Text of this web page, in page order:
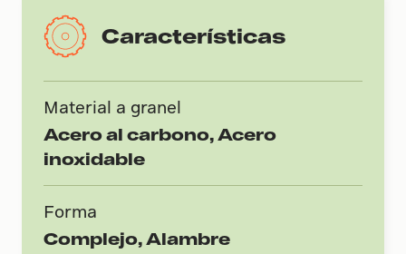
Características
Material a granel
Acero al carbono, Acero
inoxidable
Forma
Complejo, Alambre